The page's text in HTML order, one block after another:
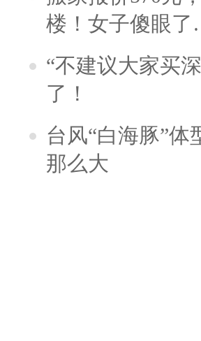
楼！女子傻眼
“不建议大家买
了！
台风“白海豚”体
那么大